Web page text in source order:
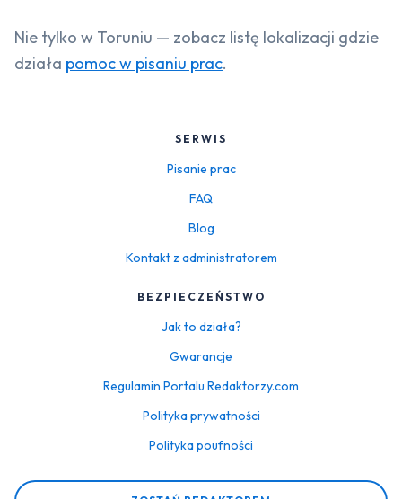
Nie tylko w Toruniu — zobacz listę lokalizacji gdzie
działa pomoc w pisaniu prac.
SERWIS
Pisanie prac
FAQ
Blog
Kontakt z administratorem
BEZPIECZEŃSTWO
Jak to działa?
Gwarancje
Regulamin Portalu Redaktorzy.com
Polityka prywatności
Polityka poufności